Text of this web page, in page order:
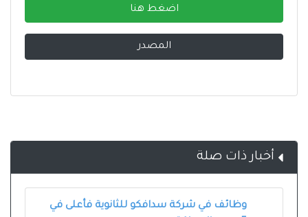
اضغط هنا
المصدر
أخبار ذات صلة
وظائف في شركة سدافكو للثانوية فأعلى في